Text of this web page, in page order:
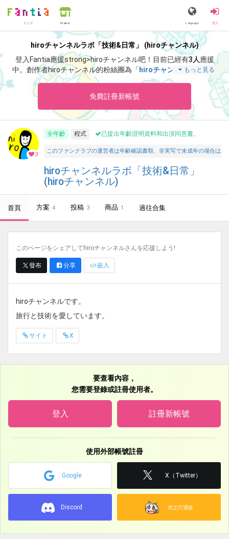
トップ Market Language 登入
hiroチャンネルラボ「技術&日常」 (hiroチャンネル)
登入Fantia應援strong>hiroチャンネル吧！ 目前已經有3人 應援
中。 創作者hiroチャンネル的粉絲團為「 hiroチャンネル」、當中
含有「一人の男が挑んだ「hiroチャンネル・ネットワーク構
もっと見る
免費註冊新帳號
3
全年齡 程式 已提出年齡證明資料和出演同意書。
このファンクラブの運営者は年齢確認書類、非実写で未成年の場合は
hiroチャンネルラボ「技術&日常」
(hiroチャンネル)
首頁 方案 4 投稿 3 商品 1 過往合集
このページをシェアしてhiroチャンネルさんを応援しよう!
發布 分享 嵌入
hiroチャンネルです。
旅行と技術を愛しています。
サイト X
要查看內容，
您需要登錄或註冊使用者。
登入 註冊新帳號
使用外部帳號註冊
Google X（Twitter）
Discord 虎之穴通販